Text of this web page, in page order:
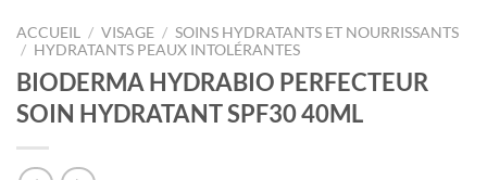
ACCUEIL / VISAGE / SOINS HYDRATANTS ET NOURRISSANTS
/ HYDRATANTS PEAUX INTOLÉRANTES
BIODERMA HYDRABIO PERFECTEUR
SOIN HYDRATANT SPF30 40ML